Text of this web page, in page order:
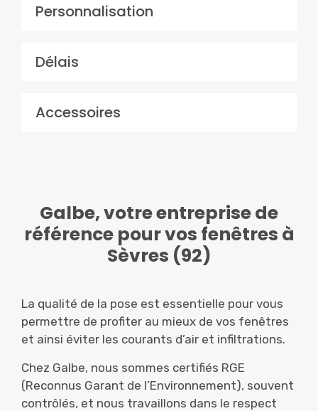
Personnalisation
Délais
Accessoires
Galbe, votre entreprise de
référence pour vos fenêtres à
Sèvres (92)
La qualité de la pose est essentielle pour vous
permettre de profiter au mieux de vos fenêtres
et ainsi éviter les courants d’air et infiltrations.
Chez Galbe, nous sommes certifiés RGE
(Reconnus Garant de l’Environnement), souvent
contrôlés, et nous travaillons dans le respect